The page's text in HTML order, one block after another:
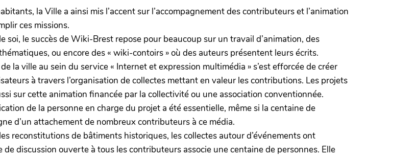
la Ville a ainsi mis l’accent sur l’accompagnement des contributeurs et l’animation
ces missions.
soi, le succès de Wiki-Brest repose pour beaucoup sur un travail d’animation, des
ou encore des « wiki-contoirs » où des auteurs présentent leurs écrits.
la ville au sein du service « Internet et expression multimédia » s’est efforcée de créer
à travers l’organisation de collectes mettant en valeur les contributions. Les projets
sur cette animation financée par la collectivité ou une association conventionnée.
de la personne en charge du projet a été essentielle, même si la centaine de
d’un attachement de nombreux contributeurs à ce média.
reconstitutions de bâtiments historiques, les collectes autour d’événements ont
discussion ouverte à tous les contributeurs associe une centaine de personnes. Elle